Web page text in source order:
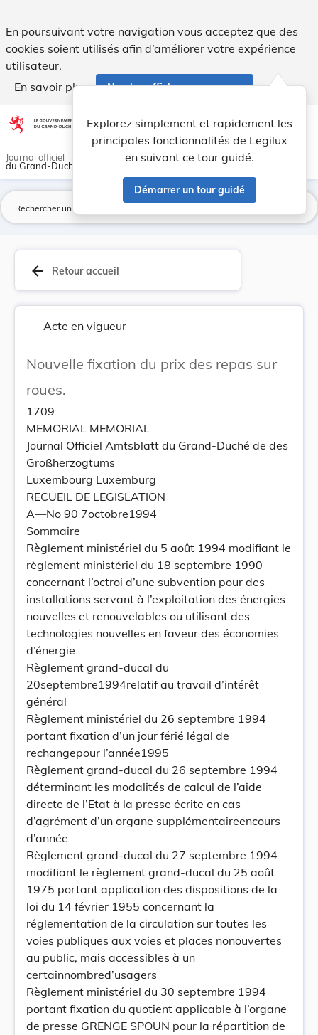
En poursuivant votre navigation vous acceptez que des
cookies soient utilisés afin d’améliorer votre expérience
utilisateur.
En savoir plus
Ne plus afficher ce message
Aller au contenu account_circle help Aide
Explorez simplement et rapidement les
principales fonctionnalités de Legilux
en suivant ce tour guidé.
Démarrer un tour guidé
light_mode dark_mode
Journal officiel
du Grand-Duché de Luxembourg
arrow_back Retour accueil
Acte en vigueur
Nouvelle fixation du prix des repas sur
roues.
1709
MEMORIAL MEMORIAL
Journal Officiel Amtsblatt du Grand-Duché de des
Großherzogtums
Luxembourg Luxemburg
RECUEIL DE LEGISLATION
A—No 90 7octobre1994
Sommaire
Règlement ministériel du 5 août 1994 modifiant le
règlement ministériel du 18 septembre 1990
concernant l’octroi d’une subvention pour des
installations servant à l’exploitation des énergies
nouvelles et renouvelables ou utilisant des
technologies nouvelles en faveur des économies
d’énergie
Règlement grand-ducal du
20septembre1994relatif au travail d’intérêt
général
Règlement ministériel du 26 septembre 1994
portant fixation d’un jour férié légal de
rechangepour l’année1995
Règlement grand-ducal du 26 septembre 1994
déterminant les modalités de calcul de l’aide
directe de l’Etat à la presse écrite en cas
d’agrément d’un organe supplémentaireencours
d’année
Règlement grand-ducal du 27 septembre 1994
modifiant le règlement grand-ducal du 25 août
1975 portant application des dispositions de la
loi du 14 février 1955 concernant la
réglementation de la circulation sur toutes les
voies publiques aux voies et places nonouvertes
au public, mais accessibles à un
certainnombred’usagers
Règlement ministériel du 30 septembre 1994
portant fixation du quotient applicable à l’organe
de presse GRENGE SPOUN pour la répartition de